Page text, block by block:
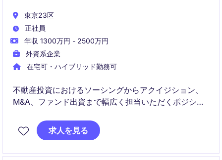
東京23区
正社員
年収 1300万円 - 2500万円
外資系企業
在宅可・ハイブリッド勤務可
不動産投資におけるソーシングからアクイジション、
M&A、ファンド出資まで幅広く担当いただくポジショ
マーケット分析・案件発掘・バリュエーション・クロ
求人を見る